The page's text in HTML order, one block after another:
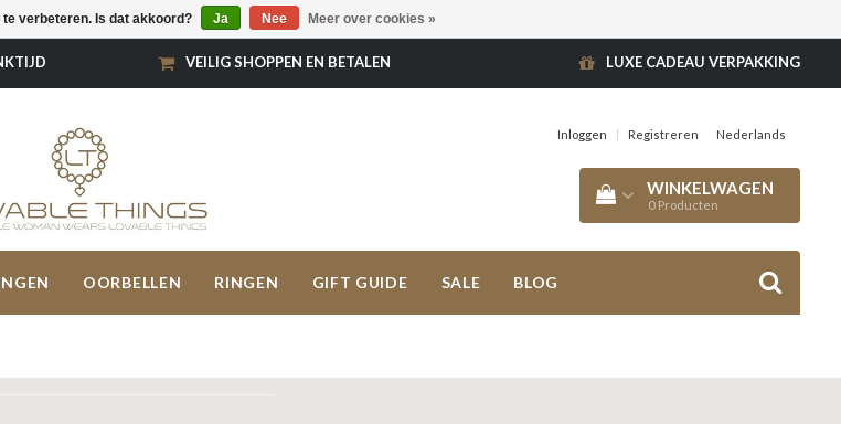
VEILIG SHOPPEN EN BETALEN LUXE CADEAU VERPAKKING
Inloggen | Registreren Nederlands
WINKELWAGEN
0 Producten
OORBELLEN RINGEN GIFT GUIDE SALE BLOG
verbeteren. Is dat akkoord? Ja Nee Meer over cookies »